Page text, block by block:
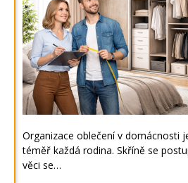
Organizace oblečení v domácnosti
téměř každá rodina. Skříně se
věci se…